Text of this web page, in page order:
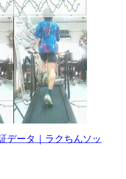
データ｜ラクちんソッ